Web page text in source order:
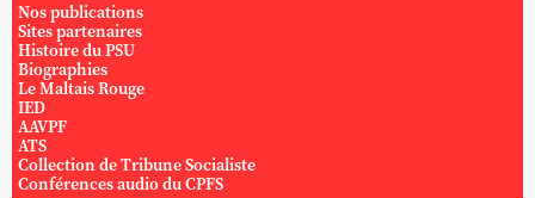
Nos publications
Sites partenaires
Histoire du PSU
Biographies
Le Maltais Rouge
IED
AAVPF
ATS
Collection de Tribune Socialiste
Conférences audio du CPFS